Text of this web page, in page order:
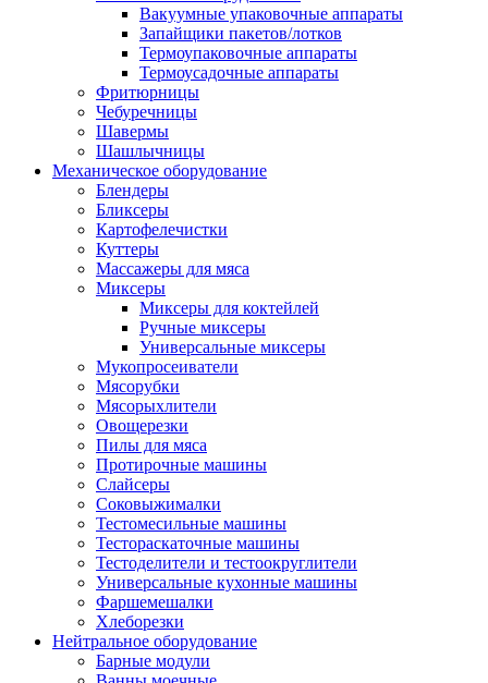
Вакуумные упаковочные аппараты
Запайщики пакетов/лотков
Термоупаковочные аппараты
Термоусадочные аппараты
Фритюрницы
Чебуречницы
Шавермы
Шашлычницы
Механическое оборудование
Блендеры
Бликсеры
Картофелечистки
Куттеры
Массажеры для мяса
Миксеры
Миксеры для коктейлей
Ручные миксеры
Универсальные миксеры
Мукопросеиватели
Мясорубки
Мясорыхлители
Овощерезки
Пилы для мяса
Протирочные машины
Слайсеры
Соковыжималки
Тестомесильные машины
Тестораскаточные машины
Тестоделители и тестоокруглители
Универсальные кухонные машины
Фаршемешалки
Хлеборезки
Нейтральное оборудование
Барные модули